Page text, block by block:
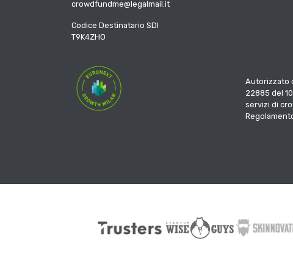
crowdfundme@legalmail.it
Codice Destinatario SDI
T9K4ZHO
Autorizzato
22885 del
servizi di